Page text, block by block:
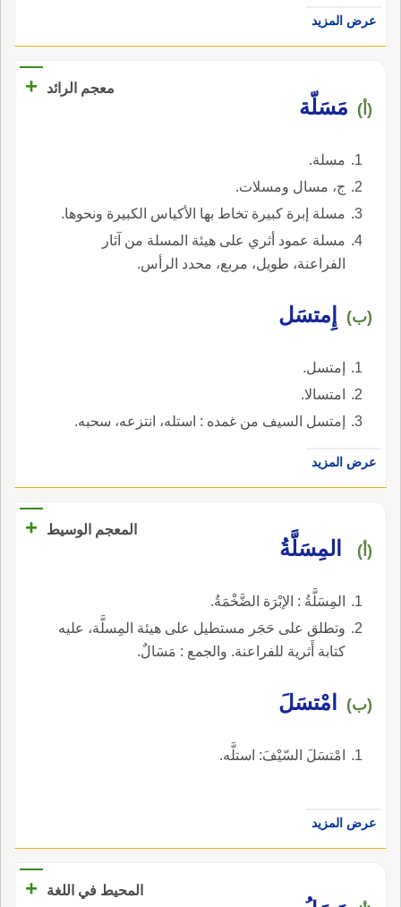
عرض المزيد
معجم الرائد +
(أ) مَسَلّة
مسلة.
ج، مسال ومسلات.
مسلة إبرة كبيرة تخاط بها الأكياس الكبيرة ونحوها.
مسلة عمود أثري على هيئة المسلة من آثار
الفراعنة، طويل، مربع، محدد الرأس.
(ب) إِمتسَل
إمتسل.
امتسالا.
إمتسل السيف من غمده : استله، انتزعه، سحبه.
عرض المزيد
المعجم الوسيط +
(أ) المِسَلَّةُ
المِسَلَّةُ : الإبْرَة الضَّخْمَةُ.
وتطلق على حَجَر مستطيل على هيئة المِسلَّة، عليه
كتابة أَثرية للفراعنة. والجمع : مَسَالٌ.
(ب) امْتسَلَ
امْتسَلَ السّيْفَ: استلَّه.
عرض المزيد
المحيط في اللغة +